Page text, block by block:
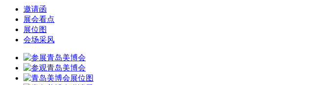
邀请函
展会看点
展位图
会场采风